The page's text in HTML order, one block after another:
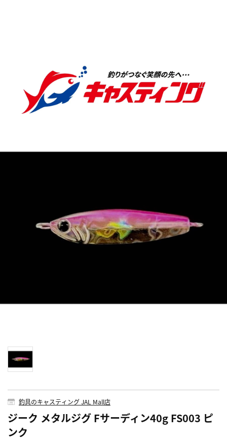
釣具のキャスティング JAL Mall店
ジーク メタルジグ Fサーディン40g FS003 ピ
ンク